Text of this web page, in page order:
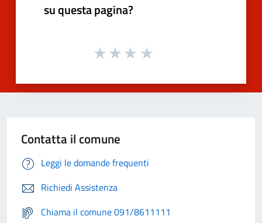
su questa pagina?
Contatta il comune
Leggi le domande frequenti
Richiedi Assistenza
Chiama il comune 091/8611111